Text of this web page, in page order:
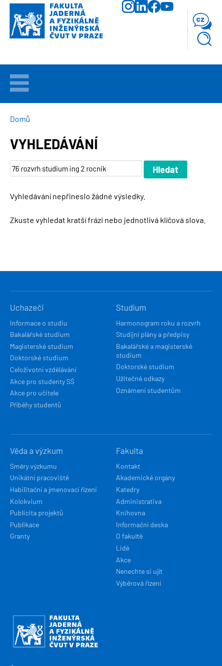
Přejít
hlavnímu
obsahu
VÍTEJTE
UCHAZEČI
STUDIUM
VĚDA
FAKULTA
cz
DROBEČKOVÁ
Domů
VYHLEDÁVÁNÍ
Vyhledávání nepřineslo žádné výsledky.
Zkuste vyhledat kratší frázi nebo jednotlivá klíčová slova.
NAVIGACE
Uchazeči
Informace o studiu
Bakalářské studium
Magisterské studium
Doktorské studium
Celoživotní vzdělávání
Akce pro studenty SŠ
Akce pro učitele
Příběhy studentů
Studium
Harmonogram roku a rozvrh
Studijní plány a předpisy
Bakalářské a magisterské
studium
Doktorské studium
Užitečné odkazy
Oznámení studentům
Věda a výzkum
Směry výzkumu
Unikátní pracoviště
Habilitační a jmenovací řízení
Kolokvium
Publicita projektů
Publikace
Granty
Fakulta
Kontakt
Akademické orgány
Katedry
Administrativa
Knihovna
Informační deska
O fakultě
Lidé
Akce
Nenechte si ujít
Výběrová řízení
Obrázek